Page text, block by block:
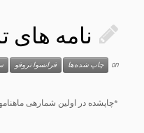
نامه های
فرانسوا تروفو چاپ شده‌ها on
*چاپ­شده در اولین شماره­ی